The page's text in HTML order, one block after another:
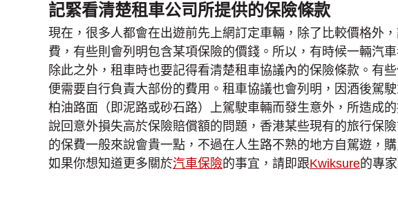
記緊看清楚租車公司所提供的保險條款
現在，很多人都會在出遊前先上網訂定車輛，除了比較價格外
費，有些則會列明包含某項保險的價錢。所以，有時候一輛汽
除此之外，租車時也要記得看清楚租車協議內的保險條款。有
便需要自行負責大部份的費用。租車協議也會列明，因酒後駕
柏油路面（即泥路或砂石路）上駕駛車輛而發生意外，所造成
說回意外損失高於保險賠償額的問題，香港某些現有的旅行保
的保費一般來說會貴一點，不過在人生路不熟的地方自駕遊，
如果你想知道更多關於汽車保險的事宜，請即跟Kwiksure的專